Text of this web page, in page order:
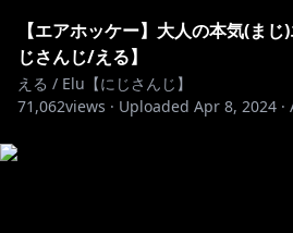
【エアホッケー】大人の本気(ま
じさんじ/える】
える / Elu【にじさんじ】
71,062views · Uploaded Apr 8, 2024 ·